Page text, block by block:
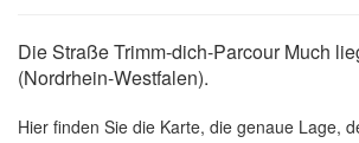
Die Straße Trimm-dich-Parcour Much
(Nordrhein-Westfalen).
Hier finden Sie die Karte, die genaue Lage,